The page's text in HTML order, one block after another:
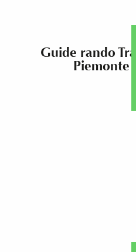
Guide rando
Piemonte